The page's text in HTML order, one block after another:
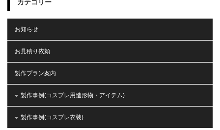
カテゴリー
お知らせ
お見積り依頼
製作プラン案内
製作事例(コスプレ用造形物・アイテム)
製作事例(コスプレ衣装)